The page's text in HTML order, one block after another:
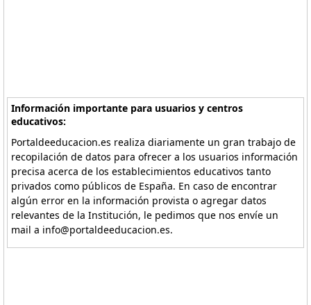
Información importante para usuarios y centros
educativos:
Portaldeeducacion.es realiza diariamente un gran trabajo de
recopilación de datos para ofrecer a los usuarios información
precisa acerca de los establecimientos educativos tanto
privados como públicos de España. En caso de encontrar
algún error en la información provista o agregar datos
relevantes de la Institución, le pedimos que nos envíe un
mail a info@portaldeeducacion.es.